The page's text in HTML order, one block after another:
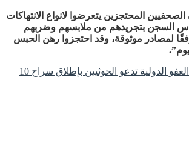
المحتجزين يتعرضوا لانواع الانتهاكات
السجن بتجريدهم من ملابسهم وضربهم
لمصادر موثوقة، وقد احتجزوا رهن الحبس
العفو الدولية تدعو الحوثيين بإطلاق سراح 10